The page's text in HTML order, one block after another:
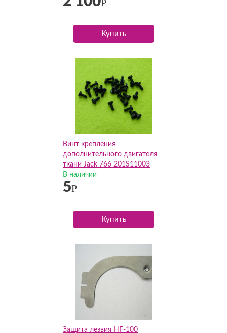
Р
Купить
Винт крепления
дополнительного двигателя
ткани Jack 766 201S11003
(SK209)
В наличии
5Р
Купить
Защита лезвия HF-100